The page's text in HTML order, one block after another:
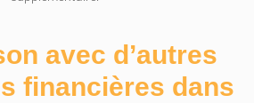
avec d’autres
financières dans